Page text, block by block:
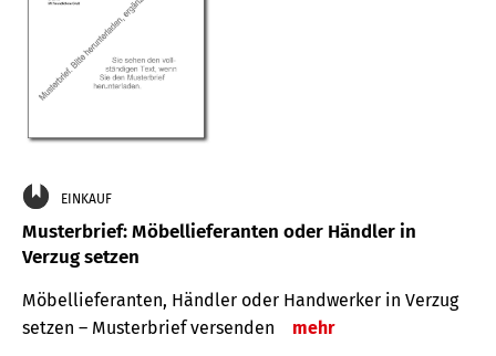
EINKAUF
Musterbrief: Möbellieferanten oder Händler in
Verzug setzen
Möbellieferanten, Händler oder Handwerker in Verzug
setzen – Musterbrief versenden
mehr